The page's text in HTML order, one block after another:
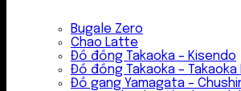
Bugale Zero
Chao Latte
Đồ đồng Takaoka – Kisendo
Đồ đồng Takaoka – Takaoka
Đồ gang Yamagata –